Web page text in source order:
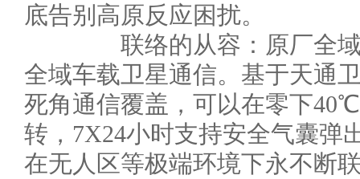
底告别高原反应困扰。
联络的从容：原厂全域车
全域车载卫星通信。基于天通
死角通信覆盖，可以在零下
转，7X24小时支持安全气囊弹
在无人区等极端环境下永不断